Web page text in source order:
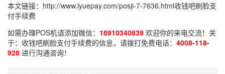
本文链接： http://www.lyuepay.com/posji-7-7636.html收钱吧刷脸支
付手续费
如需办理POS机请添加微信： 18910340839 欢迎你的来电交流！关
于： 收钱吧刷脸支付手续费的信息，请拨打免费电话： 4008-118-
928 进行沟通咨询！